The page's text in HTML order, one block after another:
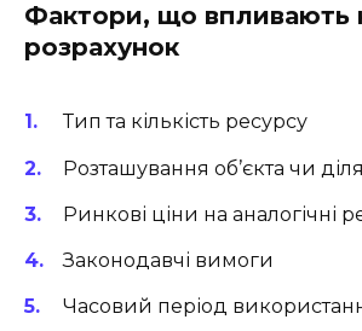
Фактори, що впливають
розрахунок
Тип та кількість ресурсу
Розташування об’єкта чи
Ринкові ціни на аналогічні
Законодавчі вимоги
Часовий період